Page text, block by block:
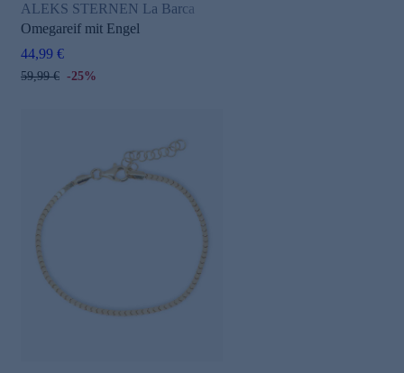
ALEKS STERNEN La Barca
Omegareif mit Engel
44,99 €
59,99 € -25%